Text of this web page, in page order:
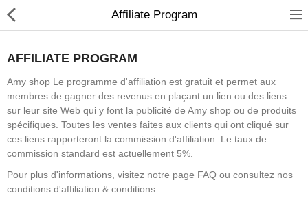
Sécurité
Caisse et accesoire
Téléphonie IP
Sonorisation
Affiliate Program
AFFILIATE PROGRAM
Amy shop Le programme d'affiliation est gratuit et permet aux
membres de gagner des revenus en plaçant un lien ou des liens
sur leur site Web qui y font la publicité de Amy shop ou de produits
spécifiques. Toutes les ventes faites aux clients qui ont cliqué sur
ces liens rapporteront la commission d'affiliation. Le taux de
commission standard est actuellement 5%.
Pour plus d'informations, visitez notre page FAQ ou consultez nos
conditions d'affiliation & conditions.